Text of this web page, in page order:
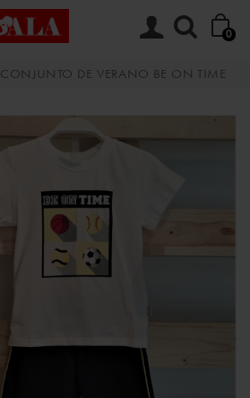
0
CONJUNTO DE VERANO BE ON TIME